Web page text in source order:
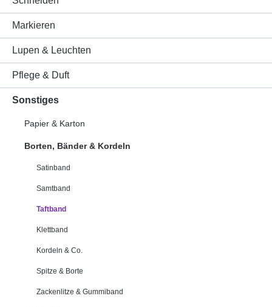
Markieren
Lupen & Leuchten
Pflege & Duft
Sonstiges
Papier & Karton
Borten, Bänder & Kordeln
Satinband
Samtband
Taftband
Klettband
Kordeln & Co.
Spitze & Borte
Zackenlitze & Gummiband